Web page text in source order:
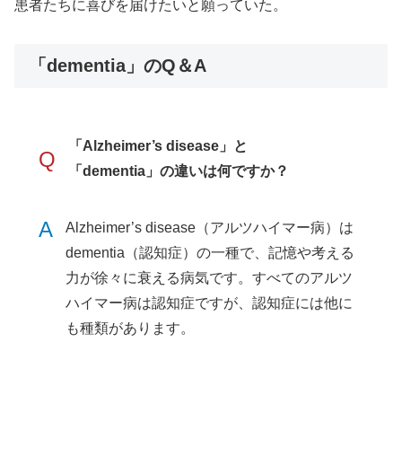
患者たちに喜びを届けたいと願っていた。
「dementia」のQ＆A
Q
「Alzheimer’s disease」と
「dementia」の違いは何ですか？
A
Alzheimer’s disease（アルツハイマー病）は
dementia（認知症）の一種で、記憶や考える
力が徐々に衰える病気です。すべてのアルツ
ハイマー病は認知症ですが、認知症には他に
も種類があります。